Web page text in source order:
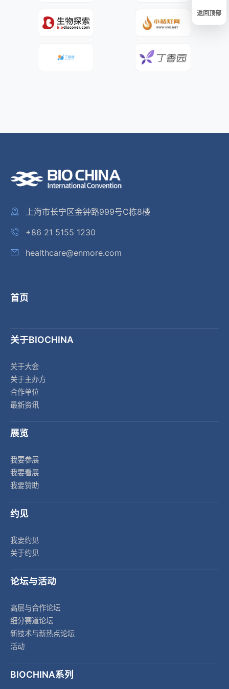
返回顶部
上海市长宁区金钟路999号C栋8楼
+86 21 5155 1230
healthcare@enmore.com
首页
关于BIOCHINA
关于大会
关于主办方
合作单位
最新资讯
展览
我要参展
我要看展
我要赞助
约见
我要约见
关于约见
论坛与活动
高层与合作论坛
细分赛道论坛
新技术与新热点论坛
活动
BIOCHINA系列